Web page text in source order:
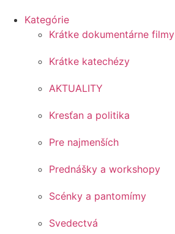
Kategórie
Krátke dokumentárne filmy
Krátke katechézy
AKTUALITY
Kresťan a politika
Pre najmenších
Prednášky a workshopy
Scénky a pantomímy
Svedectvá